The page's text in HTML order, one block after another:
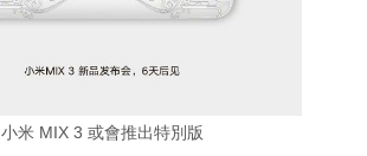
小米 MIX 3 或會推出特別版